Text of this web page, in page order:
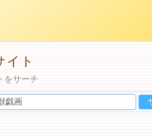
イト
をサーチ